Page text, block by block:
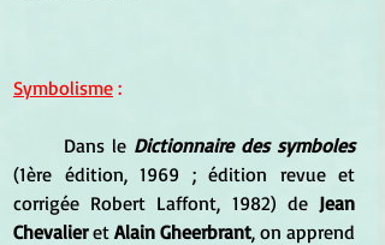
Symbolisme :
	Dans le
Dictionnaire des symboles
(1ère édition, 1969 ; édition revue et
corrigée Robert Laffont, 1982) de Jean
Chevalier et Alain Gheerbrant, on apprend